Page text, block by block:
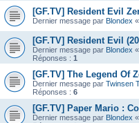
[GF.TV] Resident Evil
Dernier message par Blondex «
[GF.TV] Resident Evil
Dernier message par Blondex «
Réponses : 1
[GF.TV] The Legend Of
Dernier message par Twinsen
Réponses : 6
[GF.TV] Paper Mario :
Dernier message par Blondex «